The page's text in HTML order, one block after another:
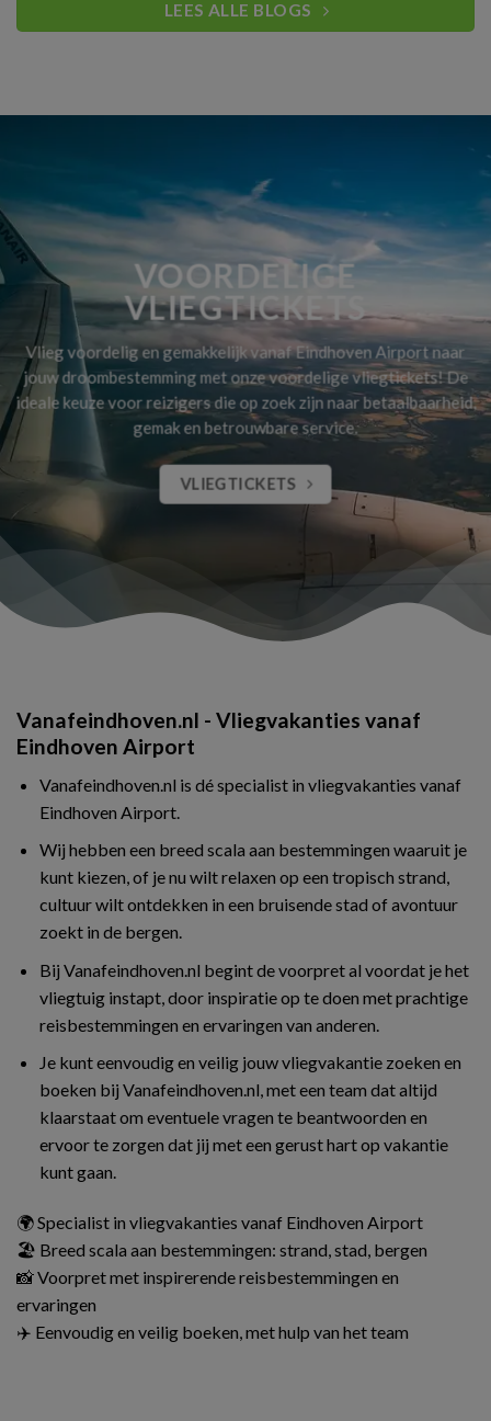
LEES ALLE BLOGS
VOORDELIGE
VLIEGTICKETS
Vlieg voordelig en gemakkelijk vanaf Eindhoven Airport naar
jouw droombestemming met onze voordelige vliegtickets! De
ideale keuze voor reizigers die op zoek zijn naar betaalbaarheid,
gemak en betrouwbare service.
VLIEGTICKETS
Vanafeindhoven.nl - Vliegvakanties vanaf
Eindhoven Airport
Vanafeindhoven.nl is dé specialist in vliegvakanties vanaf
Eindhoven Airport.
Wij hebben een breed scala aan bestemmingen waaruit je
kunt kiezen, of je nu wilt relaxen op een tropisch strand,
cultuur wilt ontdekken in een bruisende stad of avontuur
zoekt in de bergen.
Bij Vanafeindhoven.nl begint de voorpret al voordat je het
vliegtuig instapt, door inspiratie op te doen met prachtige
reisbestemmingen en ervaringen van anderen.
Je kunt eenvoudig en veilig jouw vliegvakantie zoeken en
boeken bij Vanafeindhoven.nl, met een team dat altijd
klaarstaat om eventuele vragen te beantwoorden en
ervoor te zorgen dat jij met een gerust hart op vakantie
kunt gaan.
🌍 Specialist in vliegvakanties vanaf Eindhoven Airport
🏖️ Breed scala aan bestemmingen: strand, stad, bergen
📸 Voorpret met inspirerende reisbestemmingen en
ervaringen
✈️ Eenvoudig en veilig boeken, met hulp van het team